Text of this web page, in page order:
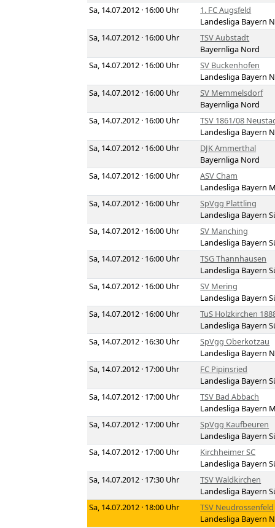
Sa, 14.07.2012 · 16:00 Uhr
1. FC Augsfeld
Landesliga Bayern
Sa, 14.07.2012 · 16:00 Uhr
TSV Aubstadt
Bayernliga Nord
Sa, 14.07.2012 · 16:00 Uhr
SV Buckenhofen
Landesliga Bayern
Sa, 14.07.2012 · 16:00 Uhr
SV Memmelsdorf
Bayernliga Nord
Sa, 14.07.2012 · 16:00 Uhr
TSV 1861/08
Landesliga Bayern
Sa, 14.07.2012 · 16:00 Uhr
DJK Ammerthal
Bayernliga Nord
Sa, 14.07.2012 · 16:00 Uhr
ASV Cham
Landesliga Bayern
Sa, 14.07.2012 · 16:00 Uhr
SpVgg Plattling
Landesliga Bayern
Sa, 14.07.2012 · 16:00 Uhr
SV Manching
Landesliga Bayern
Sa, 14.07.2012 · 16:00 Uhr
TSG Thannhausen
Landesliga Bayern
Sa, 14.07.2012 · 16:00 Uhr
SV Mering
Landesliga Bayern
Sa, 14.07.2012 · 16:00 Uhr
TuS Holzkirchen
Landesliga Bayern
Sa, 14.07.2012 · 16:30 Uhr
SpVgg Oberkotzau
Landesliga Bayern
Sa, 14.07.2012 · 17:00 Uhr
FC Pipinsried
Landesliga Bayern
Sa, 14.07.2012 · 17:00 Uhr
TSV Bad Abbach
Landesliga Bayern
Sa, 14.07.2012 · 17:00 Uhr
SpVgg Kaufbeuren
Landesliga Bayern
Sa, 14.07.2012 · 17:00 Uhr
Kirchheimer SC
Landesliga Bayern
Sa, 14.07.2012 · 17:30 Uhr
TSV Waldkirchen
Landesliga Bayern
Sa, 14.07.2012 · 18:00 Uhr
TSV Neudrossenfeld
Landesliga Bayern